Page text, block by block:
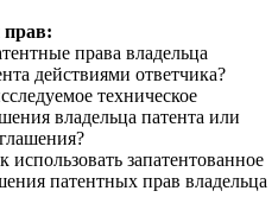
права владельца
действиями ответчика?
техническое
владельца патента или
запатентованное
патентных прав владельца